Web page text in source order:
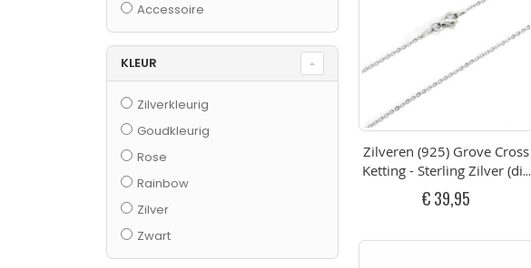
Zilveren (925) Grove Cross
Ketting - Sterling Zilver (div
afmetingen)
€ 39,95
Accessoire
KLEUR
Zilverkleurig
Goudkleurig
Rose
Rainbow
Zilver
Zwart